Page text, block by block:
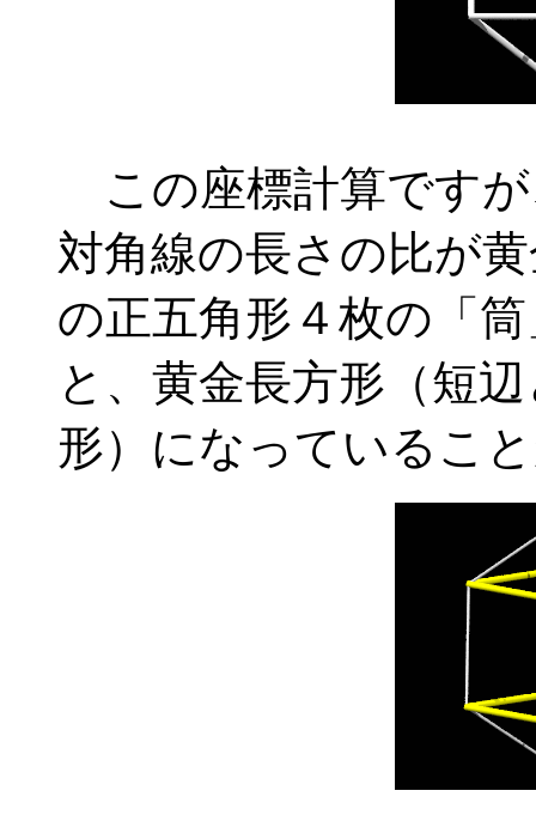
この座標計算です
対角線の長さの比が
の正五角形４枚の「
と、黄金長方形（短
形）になっているこ